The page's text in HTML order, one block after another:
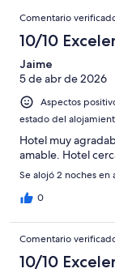
puntuación
Normal
una
puntuación
Mediocre
1002
una
puntuación
de
Horrible
Comentario
10/10
Jaime
5 de abr de 2026
Aspectos
estado del
Hotel muy
amable. Hotel
Se alojó 2 noches
0
Comentario
10/10